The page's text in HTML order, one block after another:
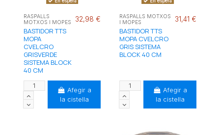
RASPALLS
MOTXOS I MOPES
BASTIDOR TTS
MOPA
CVELCRO
GRISVERDE
SISTEMA BLOCK
40 CM
32,98 €
Afegir a
la cistella
RASPALLS MOTXOS
I MOPES
BASTIDOR TTS
MOPA CVELCRO
GRIS SISTEMA
BLOCK 40 CM
31,41 €
Afegir a
la cistella